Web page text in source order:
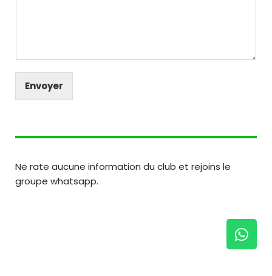
Envoyer
e
n
a
Ne rate aucune information du club et rejoins le
groupe whatsapp.